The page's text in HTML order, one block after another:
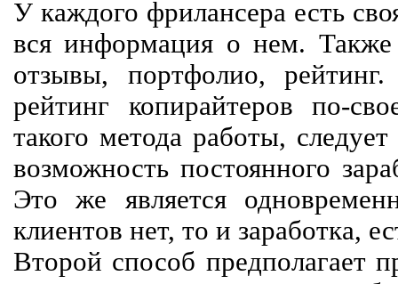
У каждого фрилансера есть
вся информация о нем. Также
отзывы, портфолио,
рейтинг копирайтеров по-
такого метода работы,
возможность постоянного
Это же является
клиентов нет, то и заработка,
Второй способ предполагает